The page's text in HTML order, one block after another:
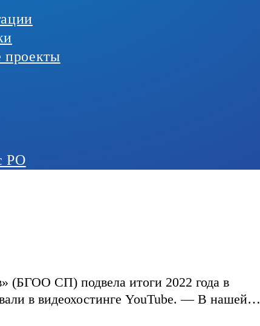
проекты
РО
(БГОО СП) подвела итоги 2022 года в
в видеохостинге YouTube. — В нашей…